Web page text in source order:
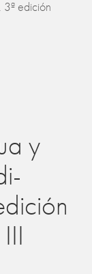
3ª edición
y